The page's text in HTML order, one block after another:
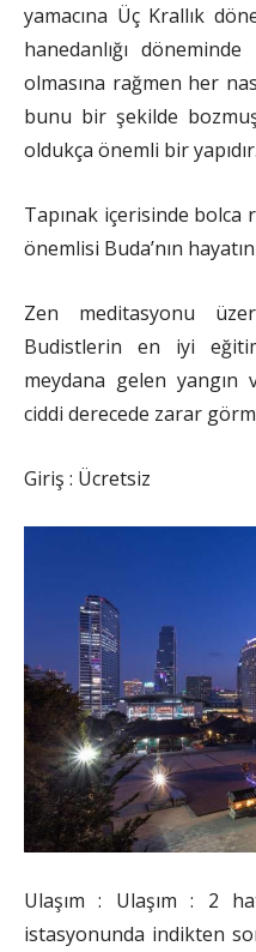
yamacına Üç Krallık
hanedanlığı
olmasına rağmen her
bunu bir şekilde
oldukça önemli bir yapıdır.
Tapınak içerisinde
önemlisi Buda’nın
Zen meditasyonu
Budistlerin en iyi
meydana gelen yangın
ciddi derecede zarar
Giriş : Ücretsiz
Ulaşım : Ulaşım : 2
istasyonunda indikten